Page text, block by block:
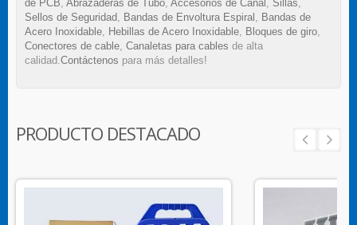
de PCB Abrazaderas de Tubo Accesorios de Canal Sillas
Sellos de Seguridad
Bandas de Envoltura Espiral
Bandas de
Acero Inoxidable
Hebillas de Acero Inoxidable Bloques de giro
Conectores de cable Canaletas para cables de alta
calidad. Contáctenos para más detalles!
PRODUCTO DESTACADO